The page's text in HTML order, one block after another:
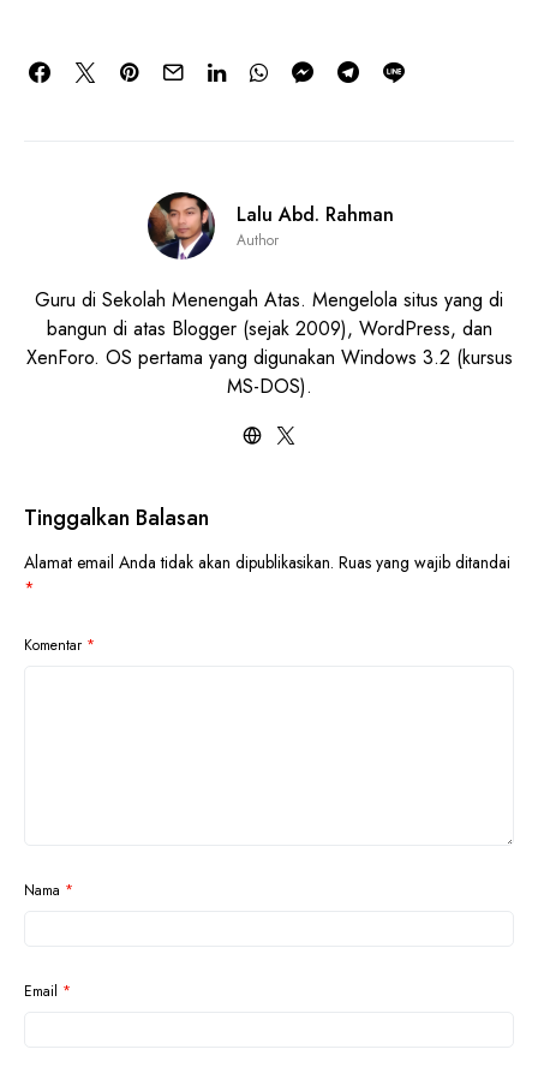
Lalu Abd. Rahman
Author
Guru di Sekolah Menengah Atas. Mengelola situs yang di
bangun di atas Blogger (sejak 2009), WordPress, dan
XenForo. OS pertama yang digunakan Windows 3.2 (kursus
MS-DOS).
Tinggalkan Balasan
Alamat email Anda tidak akan dipublikasikan. Ruas yang wajib ditandai
*
Komentar *
Nama *
Email *